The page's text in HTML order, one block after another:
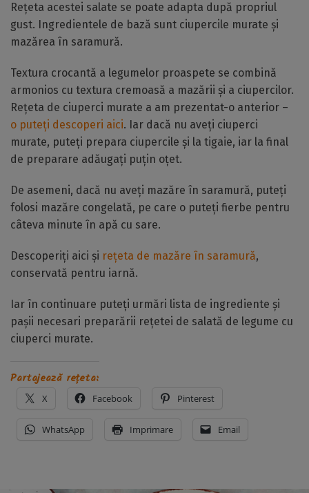
Rețeta acestei salate se poate adapta după propriul
gust. Ingredientele de bază sunt ciupercile murate și
mazărea în saramură.
Textura crocantă a legumelor proaspete se combină
armonios cu textura cremoasă a mazării și a ciupercilor.
Rețeta de ciuperci murate a am prezentat-o anterior –
o puteți descoperi aici. Iar dacă nu aveți ciuperci
murate, puteți prepara ciupercile și la tigaie, iar la final
de preparare adăugați puțin oțet.
De asemeni, dacă nu aveți mazăre în saramură, puteți
folosi mazăre congelată, pe care o puteți fierbe pentru
câteva minute în apă cu sare.
Descoperiți aici și rețeta de mazăre în saramură,
conservată pentru iarnă.
Iar în continuare puteți urmări lista de ingrediente și
pașii necesari preparării rețetei de salată de legume cu
ciuperci murate.
Partajează rețeta:
X Facebook Pinterest
WhatsApp Imprimare Email